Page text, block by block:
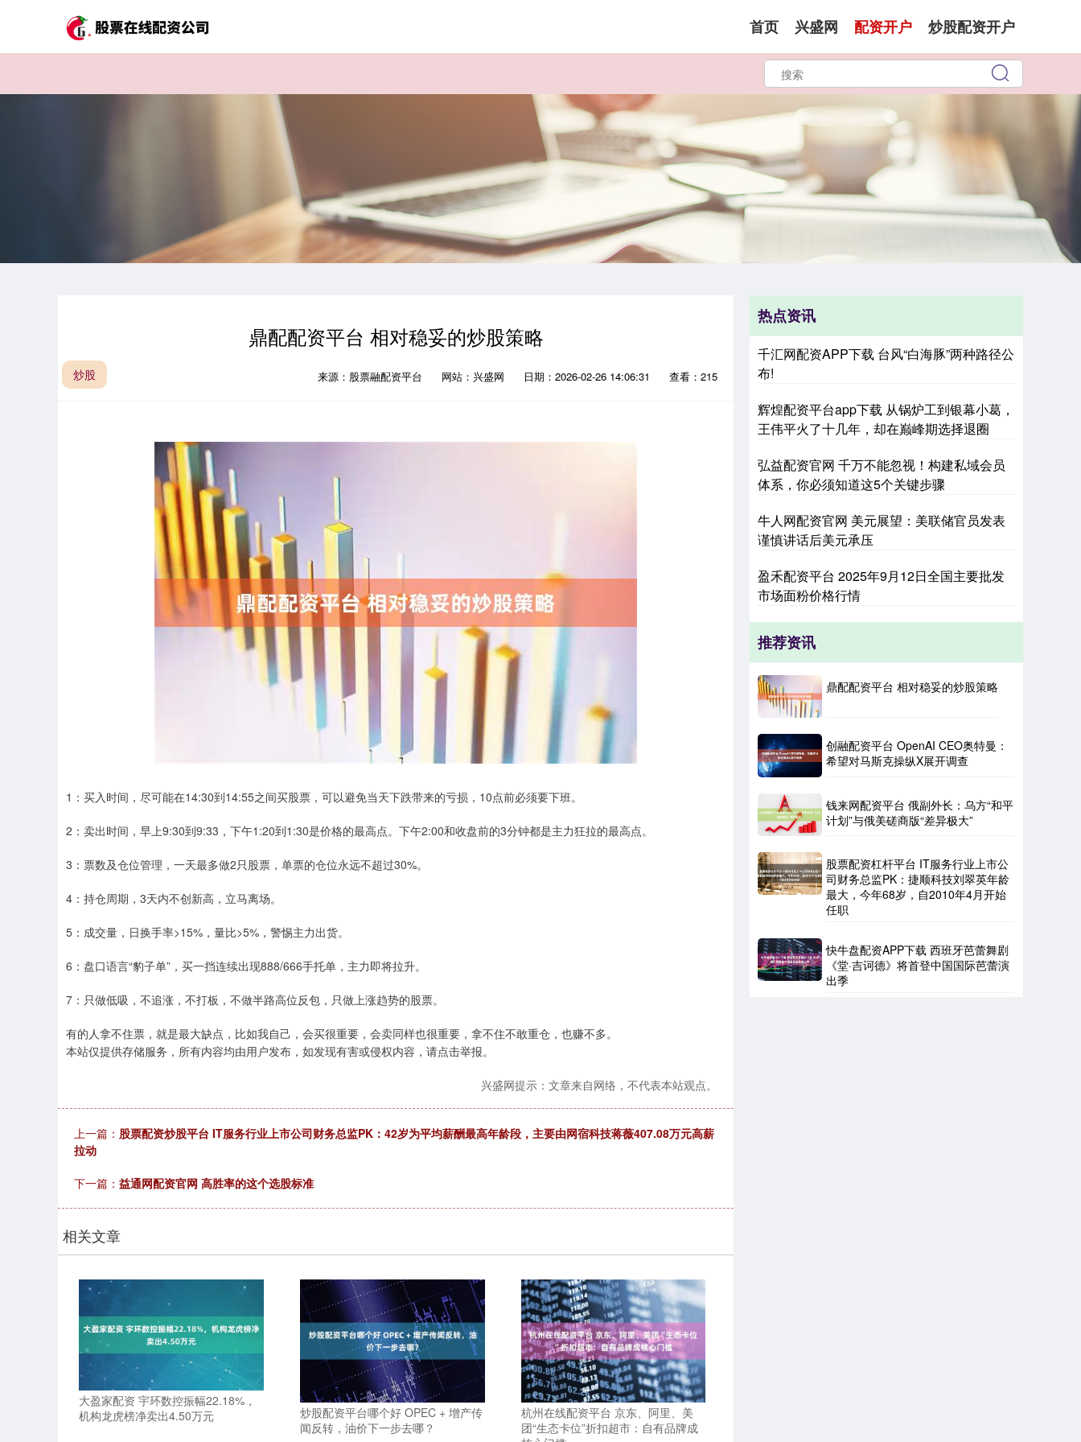
首页 兴盛网 配资开户 炒股配资开户
鼎配配资平台 相对稳妥的炒股策略
炒股 来源：股票融配资平台 网站：兴盛网 日期：2026-02-26 14:06:31 查看：215
1：买入时间，尽可能在14:30到14:55之间买股票，可以避免当天下跌带来的亏损，10点前必须要下班。
2：卖出时间，早上9:30到9:33，下午1:20到1:30是价格的最高点。下午2:00和收盘前的3分钟都是主力狂拉的最高点。
3：票数及仓位管理，一天最多做2只股票，单票的仓位永远不超过30%。
4：持仓周期，3天内不创新高，立马离场。
5：成交量，日换手率>15%，量比>5%，警惕主力出货。
6：盘口语言“豹子单”，买一挡连续出现888/666手托单，主力即将拉升。
7：只做低吸，不追涨，不打板，不做半路高位反包，只做上涨趋势的股票。
有的人拿不住票，就是最大缺点，比如我自己，会买很重要，会卖同样也很重要，拿不住不敢重仓，也赚不多。
本站仅提供存储服务，所有内容均由用户发布，如发现有害或侵权内容，请点击举报。
兴盛网提示：文章来自网络，不代表本站观点。
上一篇： 股票配资炒股平台 IT服务行业上市公司财务总监PK：42岁为平均薪酬最高年龄段，主要由网宿科技蒋薇407.08万元高薪
拉动
下一篇： 益通网配资官网 高胜率的这个选股标准
相关文章
大盈家配资 宇环数控振幅22.18%，
机构龙虎榜净卖出4.50万元
炒股配资平台哪个好 OPEC + 增产传
闻反转，油价下一步去哪？
杭州在线配资平台 京东、阿里、美
团“生态卡位”折扣超市：自有品牌成
热点资讯
千汇网配资APP下载 台风“白海豚”两种路径公
布!
辉煌配资平台app下载 从锅炉工到银幕小葛，
王伟平火了十几年，却在巅峰期选择退圈
弘益配资官网 千万不能忽视！构建私域会员
体系，你必须知道这5个关键步骤
牛人网配资官网 美元展望：美联储官员发表
谨慎讲话后美元承压
盈禾配资平台 2025年9月12日全国主要批发
市场面粉价格行情
推荐资讯
鼎配配资平台 相对稳妥的炒股策略
创融配资平台 OpenAI CEO奥特曼：
希望对马斯克操纵X展开调查
钱来网配资平台 俄副外长：乌方“和平
计划”与俄美磋商版“差异极大”
股票配资杠杆平台 IT服务行业上市公
司财务总监PK：捷顺科技刘翠英年龄
最大，今年68岁，自2010年4月开始
任职
快牛盘配资APP下载 西班牙芭蕾舞剧
《堂·吉诃德》将首登中国国际芭蕾演
出季